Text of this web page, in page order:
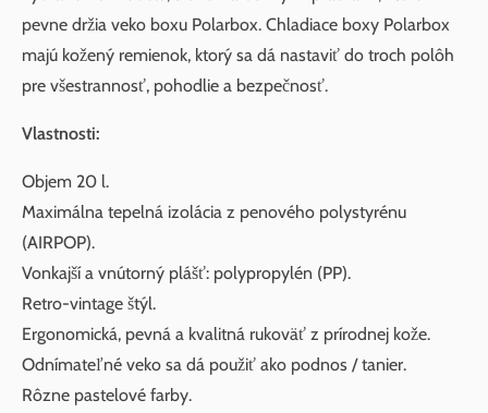
pevne držia veko boxu Polarbox. Chladiace boxy Polarbox
majú kožený remienok, ktorý sa dá nastaviť do troch polôh
pre všestrannosť, pohodlie a bezpečnosť.
Vlastnosti:
Objem 20 l.
Maximálna tepelná izolácia z penového polystyrénu
(AIRPOP).
Vonkajší a vnútorný plášť: polypropylén (PP).
Retro-vintage štýl.
Ergonomická, pevná a kvalitná rukoväť z prírodnej kože.
Odnímateľné veko sa dá použiť ako podnos / tanier.
Rôzne pastelové farby.